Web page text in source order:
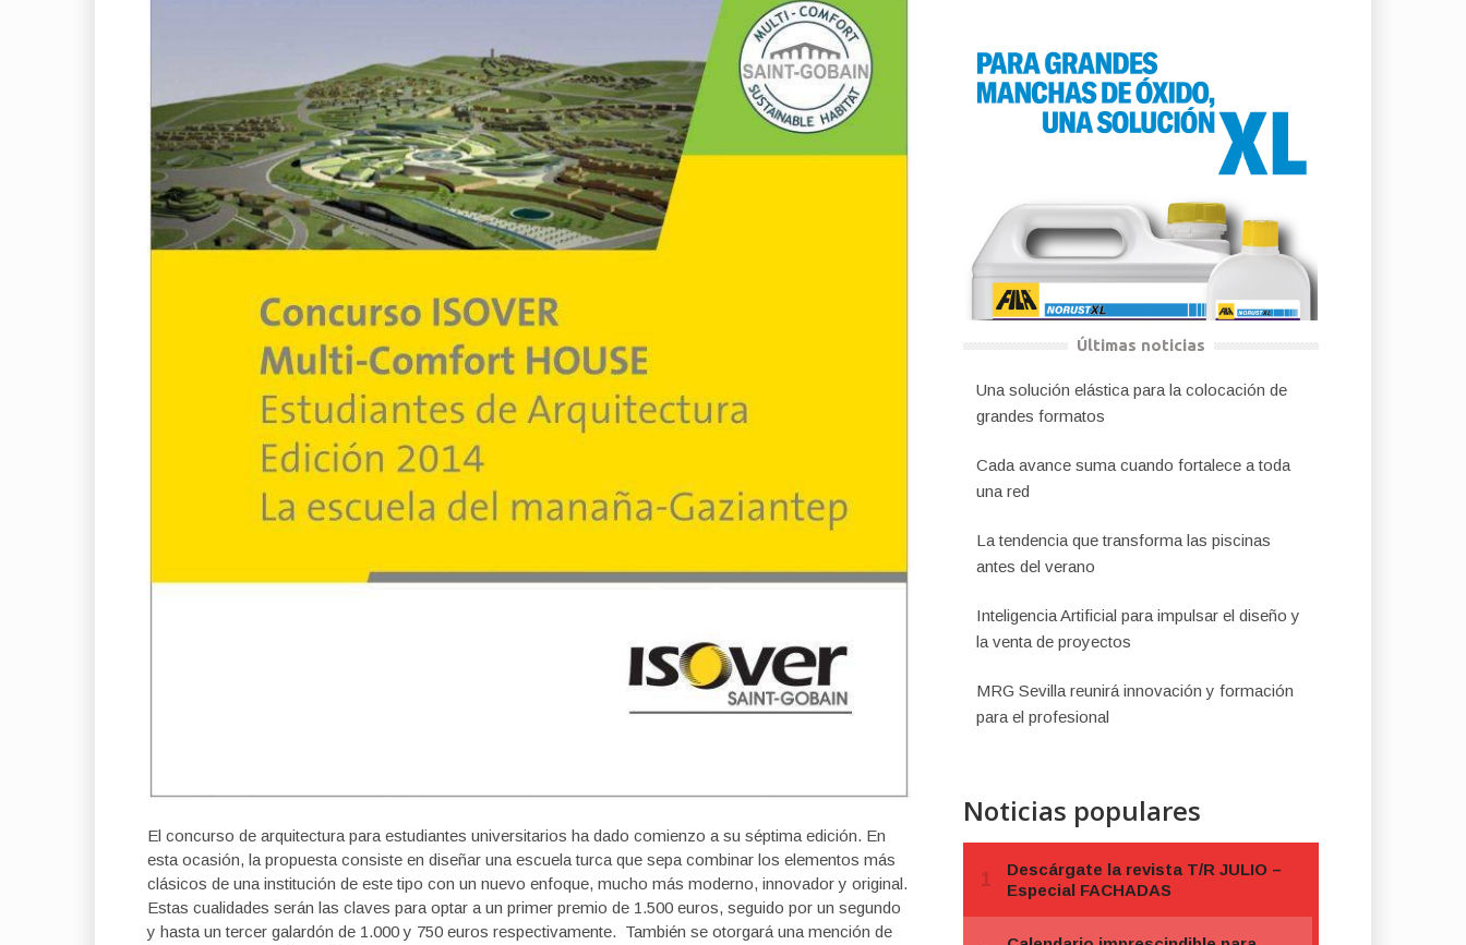
El concurso de arquitectura para estudiantes universitarios ha dado comienzo a su séptima edición. En
esta ocasión, la propuesta consiste en diseñar una escuela turca que sepa combinar los elementos más
clásicos de una institución de este tipo con un nuevo enfoque, mucho más moderno, innovador y original.
Estas cualidades serán las claves para optar a un primer premio de 1.500 euros, seguido por un segundo
y hasta un tercer galardón de 1.000 y 750 euros respectivamente. También se otorgará una mención de
Últimas noticias
Una solución elástica para la colocación de
grandes formatos
Cada avance suma cuando fortalece a toda
una red
La tendencia que transforma las piscinas
antes del verano
Inteligencia Artificial para impulsar el diseño y
la venta de proyectos
MRG Sevilla reunirá innovación y formación
para el profesional
Noticias populares